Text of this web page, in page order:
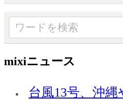
mixiニュース
台風13号、沖